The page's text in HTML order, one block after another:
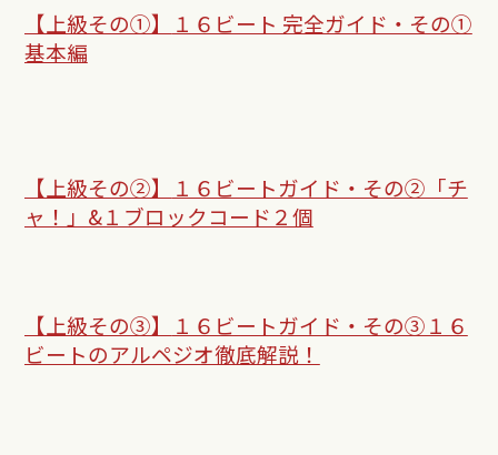
【上級その①】
１６ビート 完全ガイド・その①
基本編
【上級その②】
１６ビートガイド・その②「チ
ャ！」&１ブロックコード２個
【上級その③】
１６ビートガイド・その③１６
ビートのアルペジオ徹底解説！